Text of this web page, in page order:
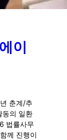
이
춘계/추
동의 일환
법률사무
께 진행이